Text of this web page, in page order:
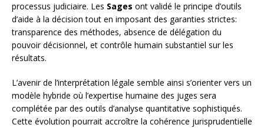
processus judiciaire. Les Sages ont validé le principe d’outils
d’aide à la décision tout en imposant des garanties strictes:
transparence des méthodes, absence de délégation du
pouvoir décisionnel, et contrôle humain substantiel sur les
résultats.
L’avenir de l’interprétation légale semble ainsi s’orienter vers un
modèle hybride où l’expertise humaine des juges sera
complétée par des outils d’analyse quantitative sophistiqués.
Cette évolution pourrait accroître la cohérence jurisprudentielle